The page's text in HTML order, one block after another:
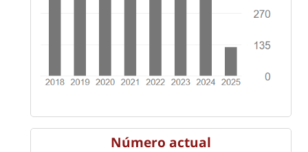
Número actual